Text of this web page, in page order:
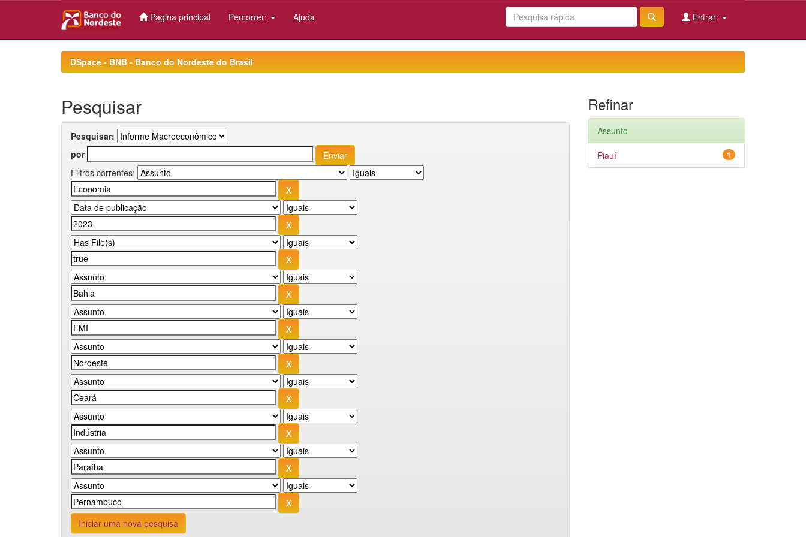
Página principal Percorrer: Ajuda Entrar:
DSpace - BNB - Banco do Nordeste do Brasil
Pesquisar
Pesquisar:
por
Filtros correntes:
Iniciar uma nova pesquisa
Refinar
Assunto
1
Piauí